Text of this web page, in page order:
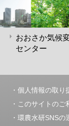
おおさか気候
センター
個人情報の取り
このサイトのご
環農水研SNSの